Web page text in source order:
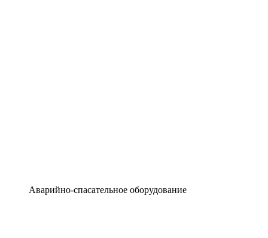
Аварийно-спасательное оборудование